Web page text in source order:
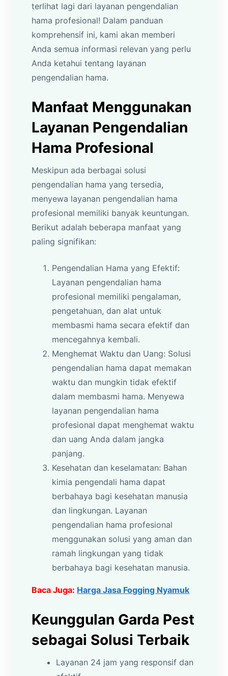
terlihat lagi dari layanan pengendalian
hama profesional! Dalam panduan
komprehensif ini, kami akan memberi
Anda semua informasi relevan yang perlu
Anda ketahui tentang layanan
pengendalian hama.
Manfaat Menggunakan
Layanan Pengendalian
Hama Profesional
Meskipun ada berbagai solusi
pengendalian hama yang tersedia,
menyewa layanan pengendalian hama
profesional memiliki banyak keuntungan.
Berikut adalah beberapa manfaat yang
paling signifikan:
Pengendalian Hama yang Efektif:
Layanan pengendalian hama
profesional memiliki pengalaman,
pengetahuan, dan alat untuk
membasmi hama secara efektif dan
mencegahnya kembali.
Menghemat Waktu dan Uang: Solusi
pengendalian hama dapat memakan
waktu dan mungkin tidak efektif
dalam membasmi hama. Menyewa
layanan pengendalian hama
profesional dapat menghemat waktu
dan uang Anda dalam jangka
panjang.
Kesehatan dan keselamatan: Bahan
kimia pengendali hama dapat
berbahaya bagi kesehatan manusia
dan lingkungan. Layanan
pengendalian hama profesional
menggunakan solusi yang aman dan
ramah lingkungan yang tidak
berbahaya bagi kesehatan manusia.
Baca Juga: Harga Jasa Fogging Nyamuk
Keunggulan Garda Pest
sebagai Solusi Terbaik
Layanan 24 jam yang responsif dan